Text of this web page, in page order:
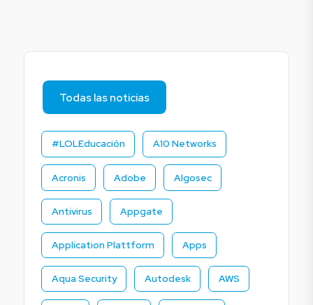
Todas las noticias
#LOLEducación A10 Networks
Acronis Adobe Algosec
Antivirus Appgate
Application Plattform Apps
Aqua Security Autodesk AWS